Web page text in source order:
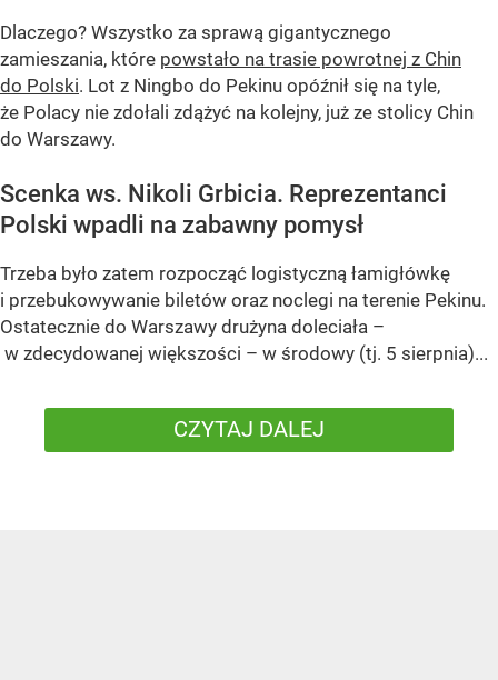
Dlaczego? Wszystko za sprawą gigantycznego
zamieszania, które powstało na trasie powrotnej z Chin
do Polski. Lot z Ningbo do Pekinu opóźnił się na tyle,
że Polacy nie zdołali zdążyć na kolejny, już ze stolicy Chin
do Warszawy.
Scenka ws. Nikoli Grbicia. Reprezentanci
Polski wpadli na zabawny pomysł
Trzeba było zatem rozpocząć logistyczną łamigłówkę
i przebukowywanie biletów oraz noclegi na terenie Pekinu.
Ostatecznie do Warszawy drużyna doleciała –
w zdecydowanej większości – w środowy (tj. 5 sierpnia)...
CZYTAJ DALEJ